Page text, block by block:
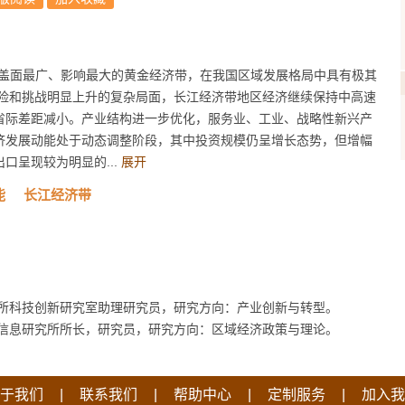
面最广、影响最大的黄金经济带，在我国区域发展格局中具有极其
和挑战明显上升的复杂局面，长江经济带地区经济继续保持中高速
差距减小。产业结构进一步优化，服务业、工业、战略性新兴产
展动能处于动态调整阶段，其中投资规模仍呈增长态势，但增幅
呈现较为明显的... 展开
长江经济带
技创新研究室助理研究员，研究方向：产业创新与转型。
研究所所长，研究员，研究方向：区域经济政策与理论。
我们 联系我们 帮助中心 定制服务 加入